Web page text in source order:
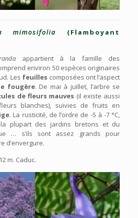
mimosifolia (Flamboyant
appartient à la famille des
environ 50 espèces originaires
Les feuilles composées ont l’aspect
fougère. De mai à juillet, l’arbre se
de fleurs mauves (il existe aussi
blanches), suivies de fruits en
. La rusticité, de l’ordre de -5 à -7 °C,
la plupart des jardins bretons et du
… s’ils sont assez grands pour
d’envergure.
m. Caduc.